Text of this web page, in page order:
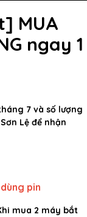
MUA
ngay 1
7 và số lượng
Lệ để nhận
pin
mua 2 máy bắt